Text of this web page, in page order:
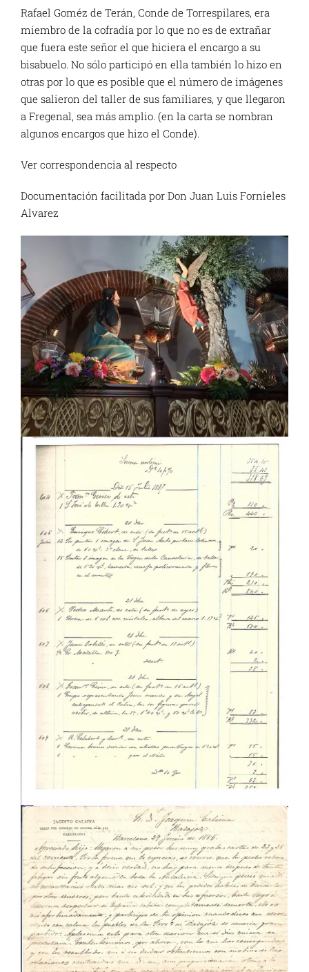
Rafael Goméz de Terán, Conde de Torrespilares, era
miembro de la cofradía por lo que no es de extrañar
que fuera este señor el que hiciera el encargo a su
bisabuelo. No sólo participó en ella también lo hizo en
otras por lo que es posible que el número de imágenes
que salieron del taller de sus familiares, y que llegaron
a Fregenal, sea más amplio. (en la carta se nombran
algunos encargos que hizo el Conde).
Ver correspondencia al respecto
Documentación facilitada por Don Juan Luis Fornieles
Alvarez